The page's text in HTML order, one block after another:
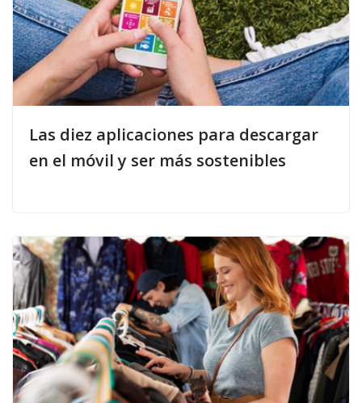
Las diez aplicaciones para descargar
en el móvil y ser más sostenibles